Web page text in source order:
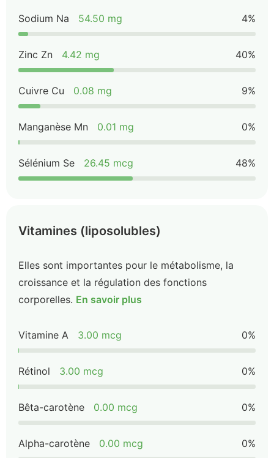
Sodium Na 54.50 mg 4%
Zinc Zn 4.42 mg 40%
Cuivre Cu 0.08 mg 9%
Manganèse Mn 0.01 mg 0%
Sélénium Se 26.45 mcg 48%
Vitamines (liposolubles)
Elles sont importantes pour le métabolisme, la
croissance et la régulation des fonctions
corporelles. En savoir plus
Vitamine A 3.00 mcg 0%
Rétinol 3.00 mcg 0%
Bêta-carotène 0.00 mcg 0%
Alpha-carotène 0.00 mcg 0%